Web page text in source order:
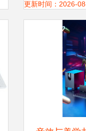
更新时间：2026-